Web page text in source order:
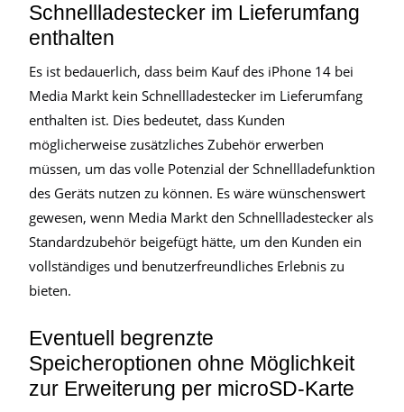
Schnellladestecker im Lieferumfang
enthalten
Es ist bedauerlich, dass beim Kauf des iPhone 14 bei
Media Markt kein Schnellladestecker im Lieferumfang
enthalten ist. Dies bedeutet, dass Kunden
möglicherweise zusätzliches Zubehör erwerben
müssen, um das volle Potenzial der Schnellladefunktion
des Geräts nutzen zu können. Es wäre wünschenswert
gewesen, wenn Media Markt den Schnellladestecker als
Standardzubehör beigefügt hätte, um den Kunden ein
vollständiges und benutzerfreundliches Erlebnis zu
bieten.
Eventuell begrenzte
Speicheroptionen ohne Möglichkeit
zur Erweiterung per microSD-Karte